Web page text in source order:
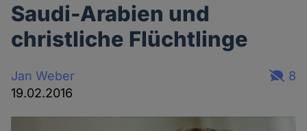
Saudi-Arabien und
christliche Flüchtlinge
Jan Weber
19.02.2016
8